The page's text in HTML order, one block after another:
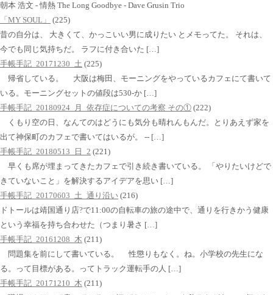
朝本 浩文 - 情熱 The Long Goodbye - Dave Grusin Trio
「MY SOUL」
(225)
昔の自分は、 大きくて、かっこいい男に成りたい とメモってた。 それは、
今でも同じ気持ちだ。 ラフに付き合いた […]
手帳手記_20171230_土 (225)
帰省している。 大阪は梅田、モーニングをやっているカフェにて書いて
いる。モーニングセットの値段は530-か […]
手帳手記_20180924_月_依存症についての考察 その① (222)
くもり空の日、なんてのはどうにも気分も晴れんもんだ。とりあえず家を
出て神保町のカフェで書いてはいるが。 -- […]
手帳手記_20180513_日_2 (221)
早くも席が埋まってきたカフェで引き続き書いている。 「やりたいけどで
きていないこと」を解決するアイデアを思い […]
手帳手記_20170603_土_通り沿い (216)
ドトールは靖国通り店?で11:00の自転車の旅の途中で、通りを行きかう健康
という幸福を持ち合わせた（つまり暑さ […]
手帳手記_20161208_木 (211)
問題集を前にして書いている。 性懲りもなく。ね。小学校の先生にな
る。って目標がある。ってトラック運転手の人 […]
手帳手記_20171210_木 (211)